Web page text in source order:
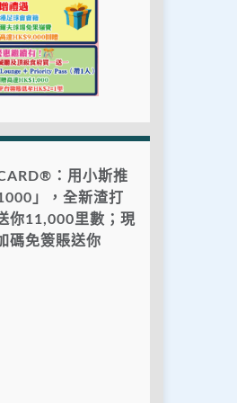
：用小斯推
」，全新渣打
你11,000里數；現
碼免簽賬送你